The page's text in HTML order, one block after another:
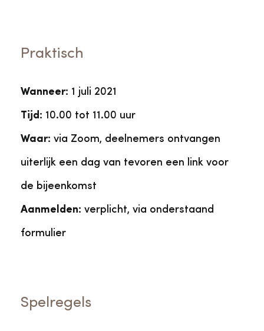
Praktisch
Wanneer: 1 juli 2021
Tijd: 10.00 tot 11.00 uur
Waar: via Zoom, deelnemers ontvangen
uiterlijk een dag van tevoren een link voor
de bijeenkomst
Aanmelden: verplicht, via onderstaand
formulier
Spelregels